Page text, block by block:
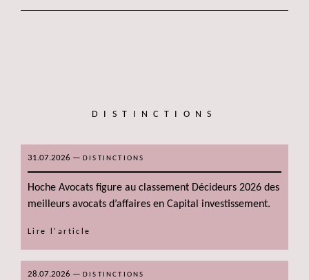
DISTINCTIONS
31.07.2026 — DISTINCTIONS
Hoche Avocats figure au classement Décideurs 2026 des
meilleurs avocats d’affaires en Capital investissement.
Lire l'article
28.07.2026 — DISTINCTIONS